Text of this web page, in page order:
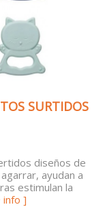
SURTIDOS
diseños de
ayudan a
estimulan la
info ]